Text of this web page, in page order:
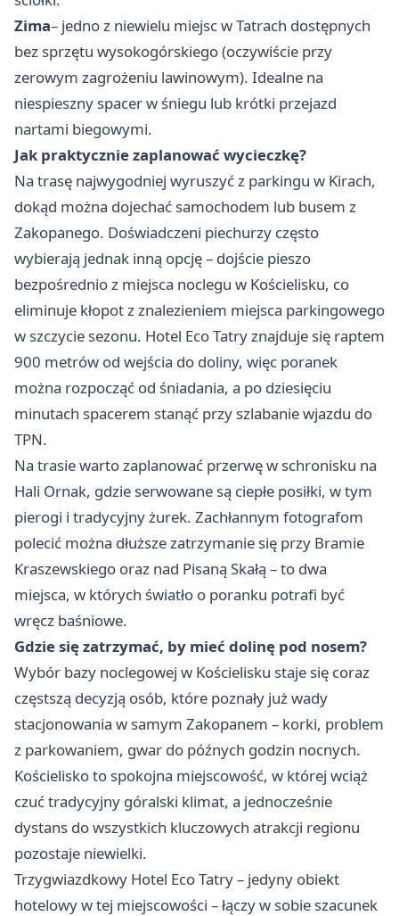
Zima– jedno z niewielu miejsc w Tatrach dostępnych
bez sprzętu wysokogórskiego (oczywiście przy
zerowym zagrożeniu lawinowym). Idealne na
niespieszny spacer w śniegu lub krótki przejazd
nartami biegowymi.
Jak praktycznie zaplanować wycieczkę?
Na trasę najwygodniej wyruszyć z parkingu w Kirach,
dokąd można dojechać samochodem lub busem z
Zakopanego. Doświadczeni piechurzy często
wybierają jednak inną opcję – dojście pieszo
bezpośrednio z miejsca noclegu w Kościelisku, co
eliminuje kłopot z znalezieniem miejsca parkingowego
w szczycie sezonu. Hotel Eco Tatry znajduje się raptem
900 metrów od wejścia do doliny, więc poranek
można rozpocząć od śniadania, a po dziesięciu
minutach spacerem stanąć przy szlabanie wjazdu do
TPN.
Na trasie warto zaplanować przerwę w schronisku na
Hali Ornak, gdzie serwowane są ciepłe posiłki, w tym
pierogi i tradycyjny żurek. Zachłannym fotografom
polecić można dłuższe zatrzymanie się przy Bramie
Kraszewskiego oraz nad Pisaną Skałą – to dwa
miejsca, w których światło o poranku potrafi być
wręcz baśniowe.
Gdzie się zatrzymać, by mieć dolinę pod nosem?
Wybór bazy noclegowej w Kościelisku staje się coraz
częstszą decyzją osób, które poznały już wady
stacjonowania w samym Zakopanem – korki, problem
z parkowaniem, gwar do późnych godzin nocnych.
Kościelisko to spokojna miejscowość, w której wciąż
czuć tradycyjny góralski klimat, a jednocześnie
dystans do wszystkich kluczowych atrakcji regionu
pozostaje niewielki.
Trzygwiazdkowy Hotel Eco Tatry – jedyny obiekt
hotelowy w tej miejscowości – łączy w sobie szacunek